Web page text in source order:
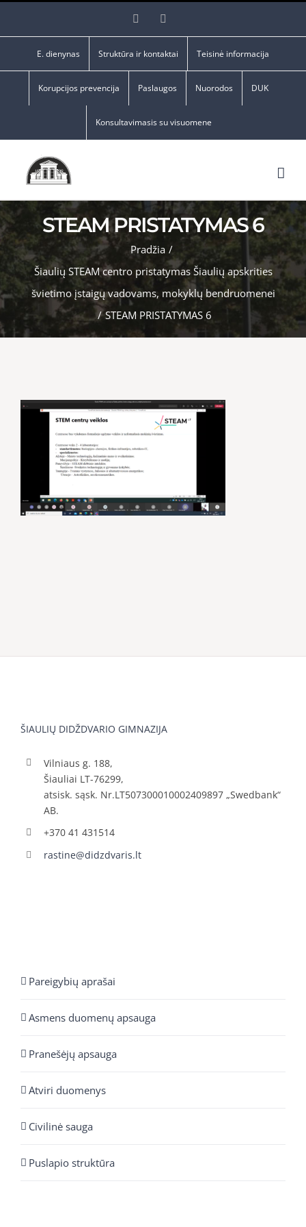
Facebook
E. dienynas Struktūra ir kontaktai Teisinė informacija
Korupcijos prevencija Paslaugos Nuorodos DUK
Konsultavimasis su visuomene
STEAM PRISTATYMAS 6
Pradžia /
Šiaulių STEAM centro pristatymas Šiaulių apskrities
švietimo įstaigų vadovams, mokyklų bendruomenei
/ STEAM PRISTATYMAS 6
ŠIAULIŲ DIDŽDVARIO GIMNAZIJA
Vilniaus g. 188,
Šiauliai LT-76299,
atsisk. sąsk. Nr.LT507300010002409897 „Swedbank“
AB.
+370 41 431514
rastine@didzdvaris.lt
Pareigybių aprašai
Asmens duomenų apsauga
Pranešėjų apsauga
Atviri duomenys
Civilinė sauga
Puslapio struktūra